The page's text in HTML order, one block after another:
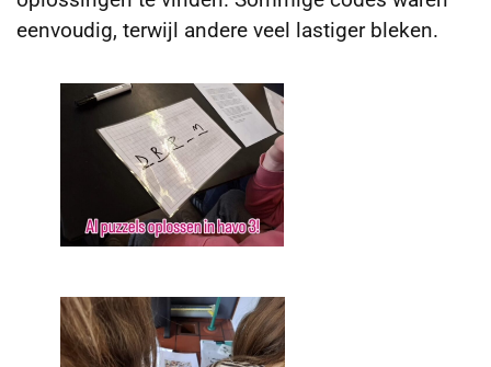
eenvoudig, terwijl andere veel lastiger bleken.